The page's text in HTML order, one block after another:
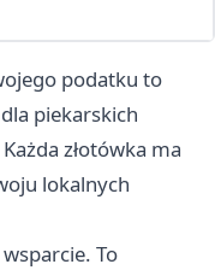
podatku to
piekarskich
złotówka ma
lokalnych
To